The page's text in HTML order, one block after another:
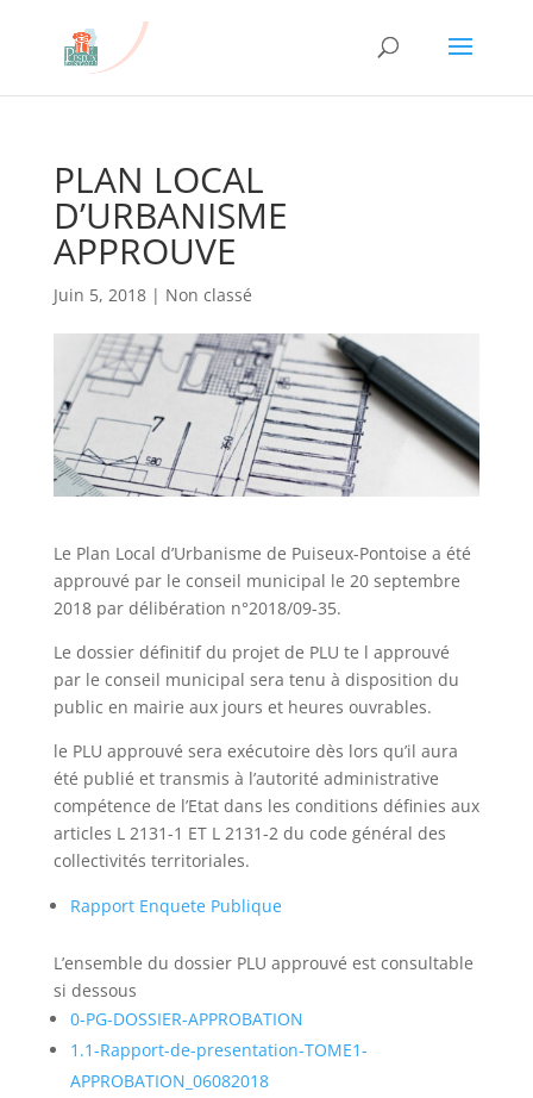
PLAN LOCAL
D’URBANISME
APPROUVE
Juin 5, 2018| Non classé
Le Plan Local d’Urbanisme de Puiseux-Pontoise a été
approuvé par le conseil municipal le 20 septembre
2018 par délibération n°2018/09-35.
Le dossier définitif du projet de PLU te l approuvé
par le conseil municipal sera tenu à disposition du
public en mairie aux jours et heures ouvrables.
le PLU approuvé sera exécutoire dès lors qu’il aura
été publié et transmis à l’autorité administrative
compétence de l’Etat dans les conditions définies aux
articles L 2131-1 ET L 2131-2 du code général des
collectivités territoriales.
Rapport Enquete Publique
L’ensemble du dossier PLU approuvé est consultable
si dessous
0-PG-DOSSIER-APPROBATION
1.1-Rapport-de-presentation-TOME1-
APPROBATION_06082018